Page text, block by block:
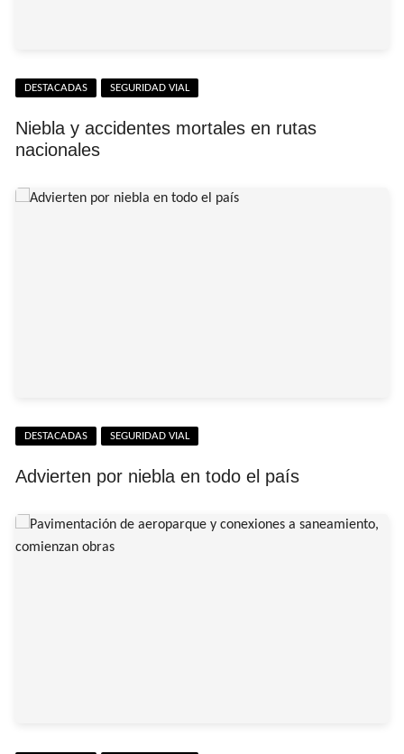
DESTACADAS SEGURIDAD VIAL
Niebla y accidentes mortales en rutas
nacionales
DESTACADAS SEGURIDAD VIAL
Advierten por niebla en todo el país